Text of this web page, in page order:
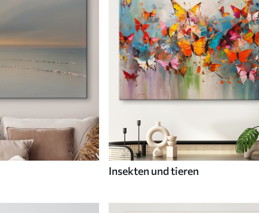
Insekten und tieren